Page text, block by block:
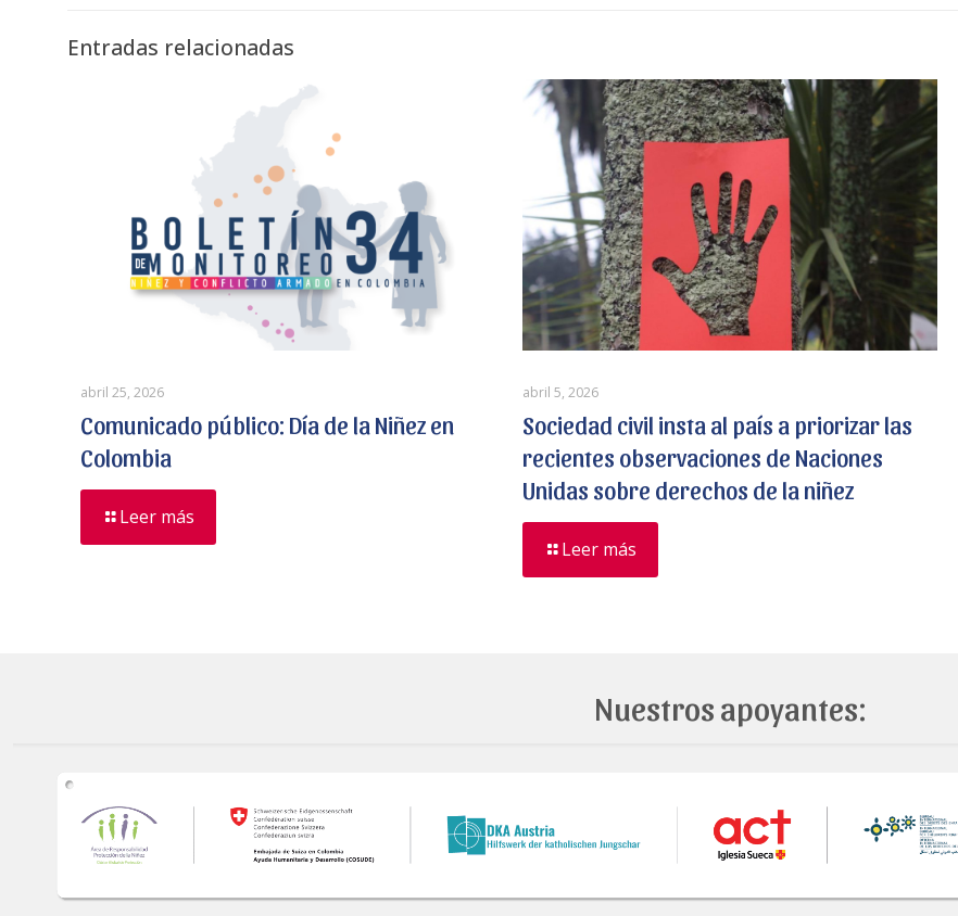
Entradas relacionadas
abril 25, 2026
Comunicado público: Día de la Niñez en
Colombia
Leer más
abril 5, 2026
Sociedad civil insta al país a priorizar las
recientes observaciones de Naciones
Unidas sobre derechos de la niñez
Leer más
Nuestros apoyantes: